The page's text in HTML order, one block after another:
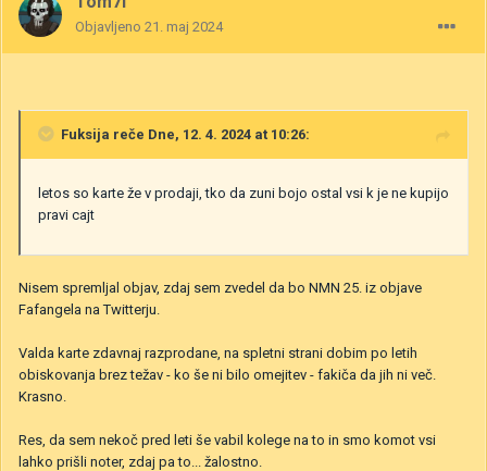
Objavljeno 21. maj 2024
Fuksija reče Dne, 12. 4. 2024 at 10:26:
letos so karte že v prodaji, tko da zuni bojo ostal vsi k je ne kupijo
pravi cajt
Nisem spremljal objav, zdaj sem zvedel da bo NMN 25. iz objave
Fafangela na Twitterju.
Valda karte zdavnaj razprodane, na spletni strani dobim po letih
obiskovanja brez težav - ko še ni bilo omejitev - fakiča da jih ni več.
Krasno.
Res, da sem nekoč pred leti še vabil kolege na to in smo komot vsi
lahko prišli noter, zdaj pa to... žalostno.